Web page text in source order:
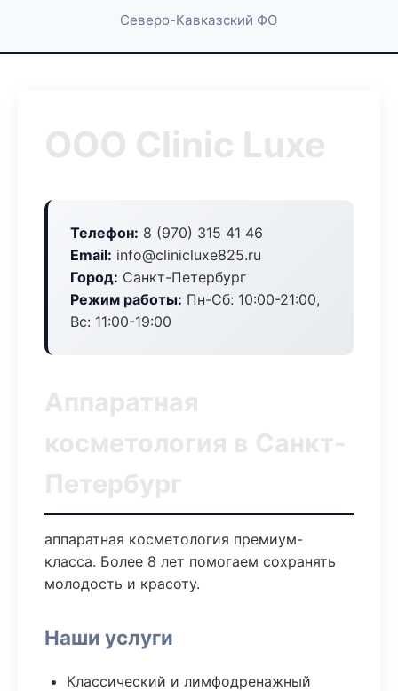
Северо-Кавказский ФО
ООО Clinic Luxe
Телефон: 8 (970) 315 41 46
Email: info@clinicluxe825.ru
Город: Санкт-Петербург
Режим работы: Пн-Сб: 10:00-21:00,
Вс: 11:00-19:00
Аппаратная
косметология в Санкт-
Петербург
аппаратная косметология премиум-
класса. Более 8 лет помогаем сохранять
молодость и красоту.
Наши услуги
Классический и лимфодренажный